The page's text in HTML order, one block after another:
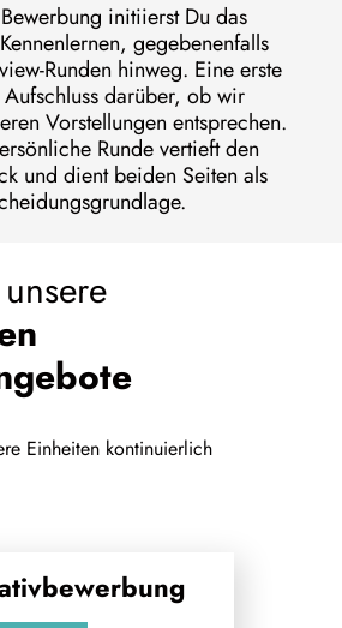
initiierst Du das
gegebenenfalls
Runden hinweg. Eine erste
darüber, ob wir
Vorstellungen entsprechen.
Runde vertieft den
und dient beiden Seiten als
Einheiten kontinuierlich